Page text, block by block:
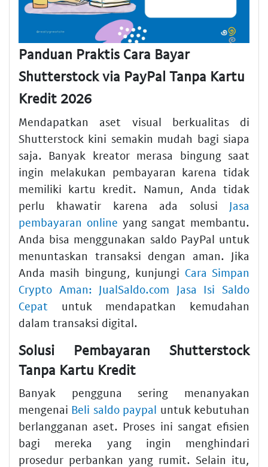
Panduan Praktis Cara Bayar
Shutterstock via PayPal Tanpa Kartu
Kredit 2026
Mendapatkan aset visual berkualitas di
Shutterstock kini semakin mudah bagi siapa
saja. Banyak kreator merasa bingung saat
ingin melakukan pembayaran karena tidak
memiliki kartu kredit. Namun, Anda tidak
perlu khawatir karena ada solusi Jasa
pembayaran online yang sangat membantu.
Anda bisa menggunakan saldo PayPal untuk
menuntaskan transaksi dengan aman. Jika
Anda masih bingung, kunjungi Cara Simpan
Crypto Aman: JualSaldo.com Jasa Isi Saldo
Cepat untuk mendapatkan kemudahan
dalam transaksi digital.
Solusi Pembayaran Shutterstock
Tanpa Kartu Kredit
Banyak pengguna sering menanyakan
mengenai Beli saldo paypal untuk kebutuhan
berlangganan aset. Proses ini sangat efisien
bagi mereka yang ingin menghindari
prosedur perbankan yang rumit. Selain itu,